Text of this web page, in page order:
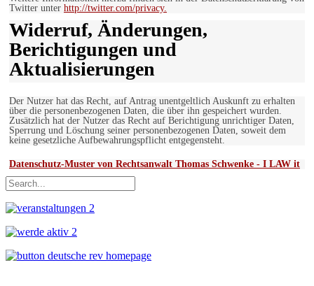
Twitter unter http://twitter.com/privacy.
Widerruf, Änderungen,
Berichtigungen und
Aktualisierungen
Der Nutzer hat das Recht, auf Antrag unentgeltlich Auskunft zu erhalten
über die personenbezogenen Daten, die über ihn gespeichert wurden.
Zusätzlich hat der Nutzer das Recht auf Berichtigung unrichtiger Daten,
Sperrung und Löschung seiner personenbezogenen Daten, soweit dem
keine gesetzliche Aufbewahrungspflicht entgegensteht.
Datenschutz-Muster von Rechtsanwalt Thomas Schwenke - I LAW it